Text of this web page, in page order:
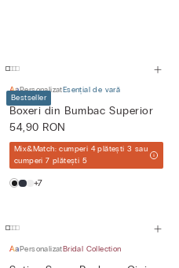
Bestseller
PersonalizatEsențial de vară
Boxeri din Bumbac Superior
54,90 RON
Mix&Match: cumperi 4 plătești 3 sau
cumperi 7 plătești 5
+7
PersonalizatBridal Collection